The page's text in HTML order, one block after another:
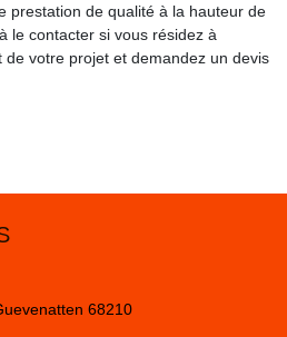
prestation de qualité à la hauteur de
le contacter si vous résidez à
votre projet et demandez un devis
68210